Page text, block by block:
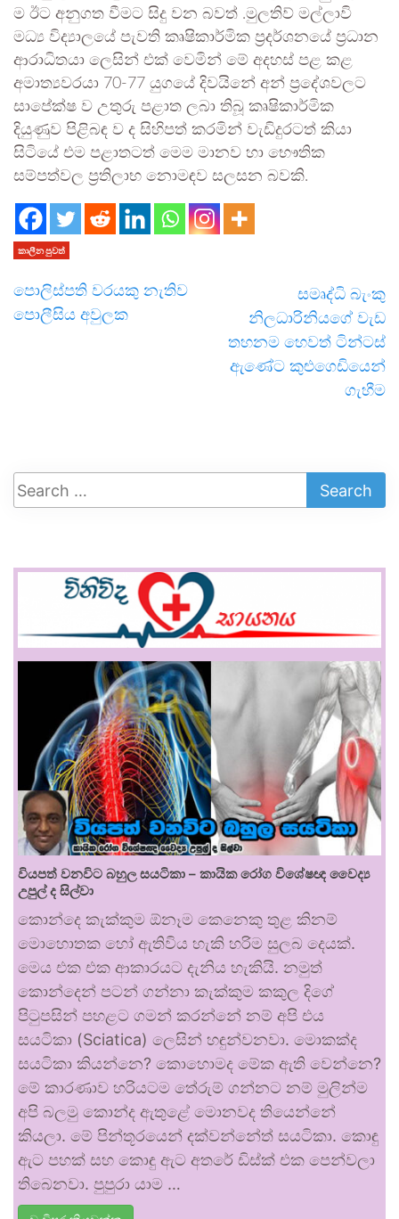
ම ඊට අනුගත වීමට සිදු වන බවත් .මුලතිව් මල්ලාවි
මධ්‍ය විද්‍යාලයේ පැවති කෘෂිකාර්මික ප්‍රදර්ශනයේ ප්‍රධාන
ආරාධිතයා ලෙසින් එක් වෙමින් මේ අදහස් පළ කළ
අමාත්‍යවරයා 70-77 යුගයේ දිවයිනේ අන් ප්‍රදේශවලට
සාපේක්ෂ ව උතුරු පළාත ලබා තිබූ කෘෂිකාර්මික
දියුණුව පිළිබඳ ව ද සිහිපත් කරමින් වැඩිදුරටත් කියා
සිටියේ එම පළාතටත් මෙම මානව හා භෞතික
සම්පත්වල ප්‍රතිලාභ නොමඳව සලසන බවකි.
කාලීන පුවත්
පොලිස්පති වරයකු නැතිව
පොලීසිය අවුලක
සමෘද්ධි බැංකු
නිලධාරිනියගේ වැඩ
තහනම හෙවත් ටින්ටස්
ඇණේට කුළුගෙඩියෙන්
ගැහීම
වියපත් වනවිට බහුල සයටිකා – කායික රෝග විශේෂඥ වෛද්‍ය
උපුල් ද සිල්වා
කොන්දෙ කැක්කුම ඕනෑම කෙනෙකු තුළ කිනම්
මොහොතක හෝ ඇතිවිය හැකි හරිම සුලබ දෙයක්.
මෙය එක එක ආකාරයට දැනිය හැකියි. නමුත්
කොන්දෙන් පටන් ගන්නා කැක්කුම කකුල දිගේ
පිටුපසින් පහළට ගමන් කරන්නේ නම් අපි එය
සයටිකා (Sciatica) ලෙසින් හඳුන්වනවා. මොකක්ද
සයටිකා කියන්නෙ? කොහොමද මේක ඇති වෙන්නෙ?
මේ කාරණාව හරියටම තේරුම් ගන්නට නම් මුලින්ම
අපි බලමු කොන්ද ඇතුළේ මොනවද තියෙන්නේ
කියලා. මේ පින්තූරයෙන් දක්වන්නේත් සයටිකා. කොඳු
ඇට පහක් සහ කොඳු ඇට අතරේ ඩිස්ක් එක පෙන්වලා
තිබෙනවා. පුපුරා යාම …